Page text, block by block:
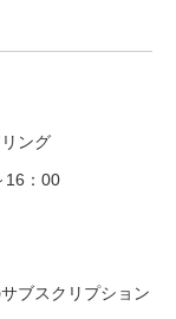
ング
16：00
ブスクリプション